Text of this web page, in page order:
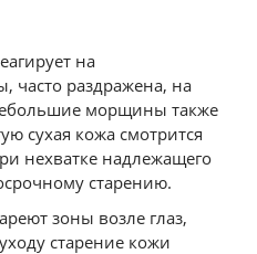
на
часто раздражена, на
морщины также
сухая кожа смотрится
нехватке надлежащего
старению.
зоны возле глаз,
старение кожи